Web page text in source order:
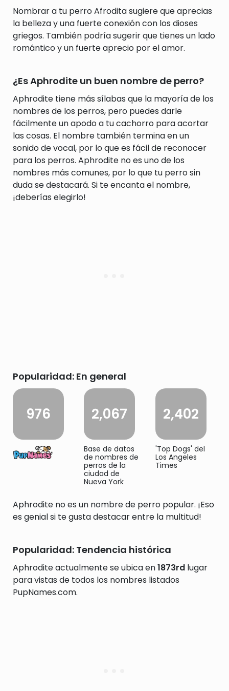
Nombrar a tu perro Afrodita sugiere que aprecias
la belleza y una fuerte conexión con los dioses
griegos. También podría sugerir que tienes un lado
romántico y un fuerte aprecio por el amor.
¿Es Aphrodite un buen nombre de perro?
Aphrodite tiene más sílabas que la mayoría de los
nombres de los perros, pero puedes darle
fácilmente un apodo a tu cachorro para acortar
las cosas. El nombre también termina en un
sonido de vocal, por lo que es fácil de reconocer
para los perros. Aphrodite no es uno de los
nombres más comunes, por lo que tu perro sin
duda se destacará. Si te encanta el nombre,
¡deberías elegirlo!
Popularidad: En general
976 2,067
Base de datos
de nombres de
perros de la
ciudad de
Nueva York
2,402
'Top Dogs' del
Los Angeles
Times
Aphrodite no es un nombre de perro popular. ¡Eso
es genial si te gusta destacar entre la multitud!
Popularidad: Tendencia histórica
Aphrodite actualmente se ubica en1873rd lugar
para vistas de todos los nombres listados
PupNames.com.